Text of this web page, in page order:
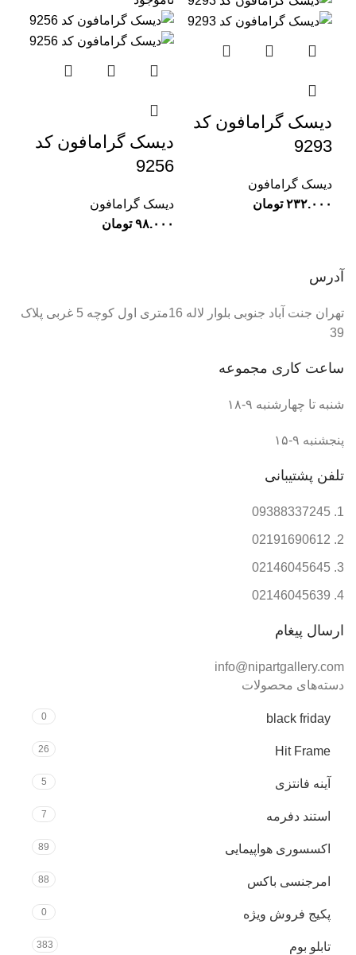
دیسک گرامافون کد
9293
دیسک گرامافون
تومان
دیسک گرامافون کد
9256
دیسک گرامافون
تومان
آدرس
تهران جنت آباد جنوبی بلوار لاله 16متری اول کوچه 5 غربی پلاک
39
ساعت کاری مجموعه
شنبه تا چهارشنبه ۹-۱۸
پنجشنبه ۹-۱۵
تلفن پشتیبانی
09388337245
02191690612
02146045645
02146045639
ارسال پیغام
info@nipartgallery.com
دسته‌های محصولات
black friday
0
Hit Frame
26
آینه فانتزی 5
استند دفرمه 7
اکسسوری هواپیمایی 89
امرجنسی باکس 88
پکیج فروش ویژه 0
تابلو بوم 383